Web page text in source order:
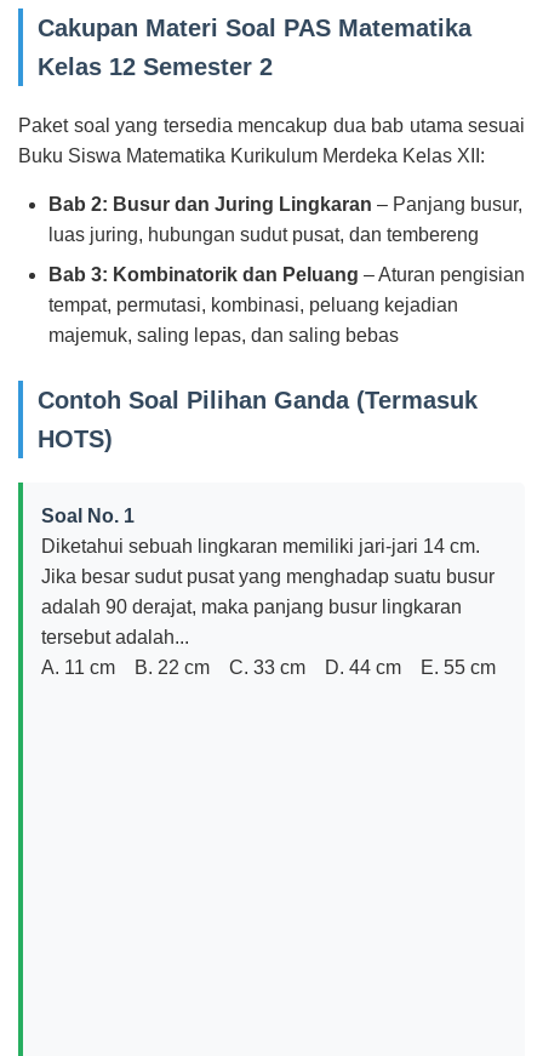
Cakupan Materi Soal PAS Matematika
Kelas 12 Semester 2
Paket soal yang tersedia mencakup dua bab utama sesuai
Buku Siswa Matematika Kurikulum Merdeka Kelas XII:
Bab 2: Busur dan Juring Lingkaran – Panjang busur,
luas juring, hubungan sudut pusat, dan tembereng
Bab 3: Kombinatorik dan Peluang – Aturan pengisian
tempat, permutasi, kombinasi, peluang kejadian
majemuk, saling lepas, dan saling bebas
Contoh Soal Pilihan Ganda (Termasuk
HOTS)
Soal No. 1
Diketahui sebuah lingkaran memiliki jari-jari 14 cm.
Jika besar sudut pusat yang menghadap suatu busur
adalah 90 derajat, maka panjang busur lingkaran
tersebut adalah...
A. 11 cm B. 22 cm C. 33 cm D. 44 cm E. 55 cm